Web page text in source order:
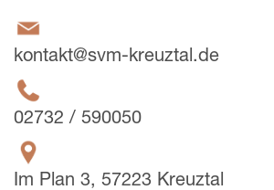
kontakt@svm-kreuztal.de
02732 / 590050
Im Plan 3, 57223 Kreuztal